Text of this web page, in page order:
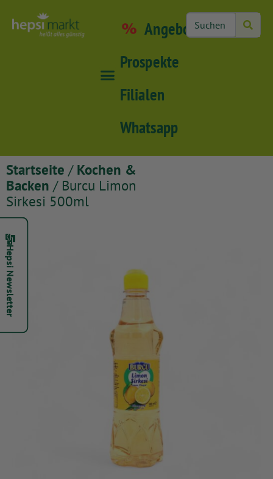
Hepsi Newsletter
Angebote
Prospekte
Filialen
Whatsapp
Startseite / Kochen &
Backen / Burcu Limon
Sirkesi 500ml